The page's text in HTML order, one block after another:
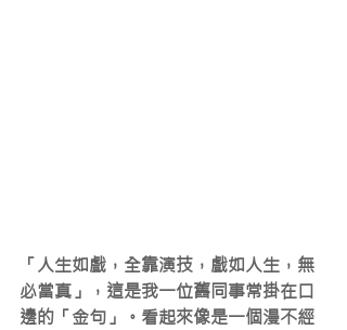
「人生如戲，全靠演技，戲如人生，無
必當真」，這是我一位舊同事常掛在口
邊的「金句」。看起來像是一個漫不經